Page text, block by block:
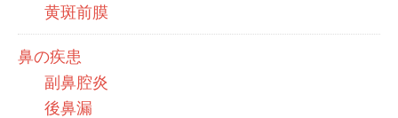
黄斑前膜
鼻の疾患
副鼻腔炎
後鼻漏